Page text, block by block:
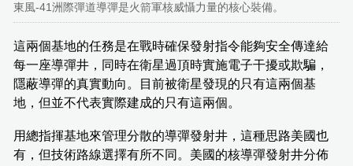
東風-41洲際彈道導彈是火箭軍核威懾力量的核心裝備。
這兩個基地的任務是在戰時確保發射指令能夠安全傳達給
每一座導彈井，同時在衛星過頂時實施電子干擾或欺騙，
隱蔽導彈的真實動向。目前被衛星發現的只有這兩個基
地，但並不代表實際建成的只有這兩個。
用總指揮基地來管理分散的導彈發射井，這種思路美國也
有，但技術路線選擇有所不同。美國的核導彈發射井分佈